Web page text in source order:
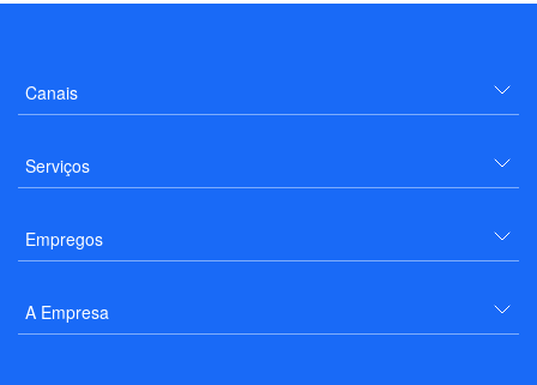
Canais
Serviços
Empregos
A Empresa